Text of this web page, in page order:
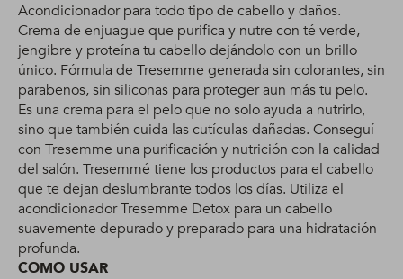
Acondicionador para todo tipo de cabello y daños.
Crema de enjuague que purifica y nutre con té verde,
jengibre y proteína tu cabello dejándolo con un brillo
único. Fórmula de Tresemme generada sin colorantes, sin
parabenos, sin siliconas para proteger aun más tu pelo.
Es una crema para el pelo que no solo ayuda a nutrirlo,
sino que también cuida las cutículas dañadas. Conseguí
con Tresemme una purificación y nutrición con la calidad
del salón. Tresemmé tiene los productos para el cabello
que te dejan deslumbrante todos los días. Utiliza el
acondicionador Tresemme Detox para un cabello
suavemente depurado y preparado para una hidratación
profunda.
COMO USAR